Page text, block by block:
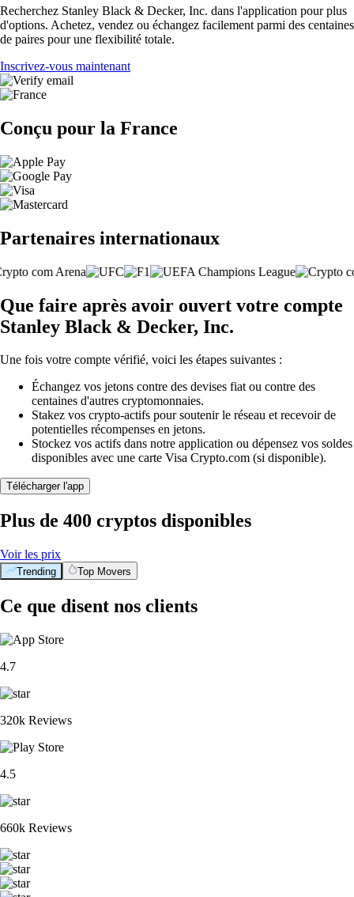
Recherchez Stanley Black & Decker, Inc. dans l'application pour plus
d'options. Achetez, vendez ou échangez facilement parmi des centaines
de paires pour une flexibilité totale.
Inscrivez-vous maintenant
Conçu pour la France
Partenaires internationaux
Que faire après avoir ouvert votre compte
Stanley Black & Decker, Inc.
Une fois votre compte vérifié, voici les étapes suivantes :
Échangez vos jetons contre des devises fiat ou contre des
centaines d'autres cryptomonnaies.
Stakez vos crypto-actifs pour soutenir le réseau et recevoir de
potentielles récompenses en jetons.
Stockez vos actifs dans notre application ou dépensez vos soldes
disponibles avec une carte Visa Crypto.com (si disponible).
Télécharger l'app
Plus de 400 cryptos disponibles
Voir les prix
Trending Top Movers
Ce que disent nos clients
4.7
320k Reviews
4.5
660k Reviews